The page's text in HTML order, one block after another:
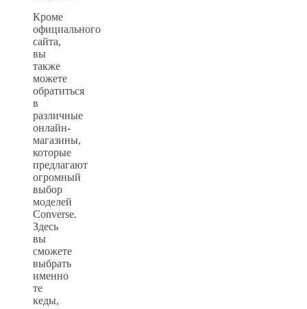
Кроме
официального
сайта,
вы
также
можете
обратиться
в
различные
онлайн-
магазины,
которые
предлагают
огромный
выбор
моделей
Converse.
Здесь
вы
сможете
выбрать
именно
те
кеды,